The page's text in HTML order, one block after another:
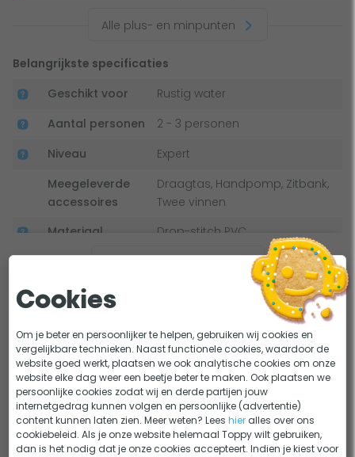
Super stevig en veilig
voor wildere wateren. Dit komt doordat de kano is gemaakt
van 7 cm dik, Drop-stitch PVC. Dit materiaal is super hard
kano vaart.
Mocht de kano toch lek gaan dan kun je altijd gemakkelijk
aan de kant komen. De Aqua Marina Tomahawk is namelijk
voorzien van 5 aparte luchtkamers, gaat er eentje lek dan
bevat de kano dus nog genoeg lucht om te kunnen varen.
het kan ook voorkomen dat er ineens heel veel water in de
kano loopt, maar dankzij de 2 afvoerkleppen wordt dit
Snel en stabiel
De extra lange en V-vormige bodem zorgen ervoor dat de
kano extra efficiënt door het water glijdt. Daarnaast is de
bodem voorzien van 2 vinnen die zorgen voor balans en
goed stuurvermogen.
Alle plus- en minpunten
Belangrijkste specificaties
Geschikt voor
Rustig water
Aantal personen
2 - 3 personen
Niveau
Expert
Meegeleverde
accessoires
Draagtas, Handpomp, Zitbank,
Twee vinnen
Materiaal
Drop-stitch PVC
Afmeting
478 x 88 cm (l x b)
Gewicht
Maximale
belasting
260 kg
Lastig kiezen?
Opblaasbare kano kopen, waar moet je op letten
ADVIES Verschil kano en kajak
Dit bekeken anderen
Cookies
Om je beter en persoonlijker te helpen, gebruiken wij cookies en
vergelijkbare technieken. Naast functionele cookies, waardoor de
website goed werkt, plaatsen we ook analytische cookies om onze
website elke dag weer een beetje beter te maken. Ook plaatsen we
persoonlijke cookies zodat wij en derde partijen jouw
internetgedrag kunnen volgen en persoonlijke (advertentie)
content kunnen laten zien. Meer weten? Leeshier alles over ons
cookiebeleid. Als je onze website helemaal Toppy wilt gebruiken,
dan is het nodig dat je onze cookies accepteert. Indien je kiest voor